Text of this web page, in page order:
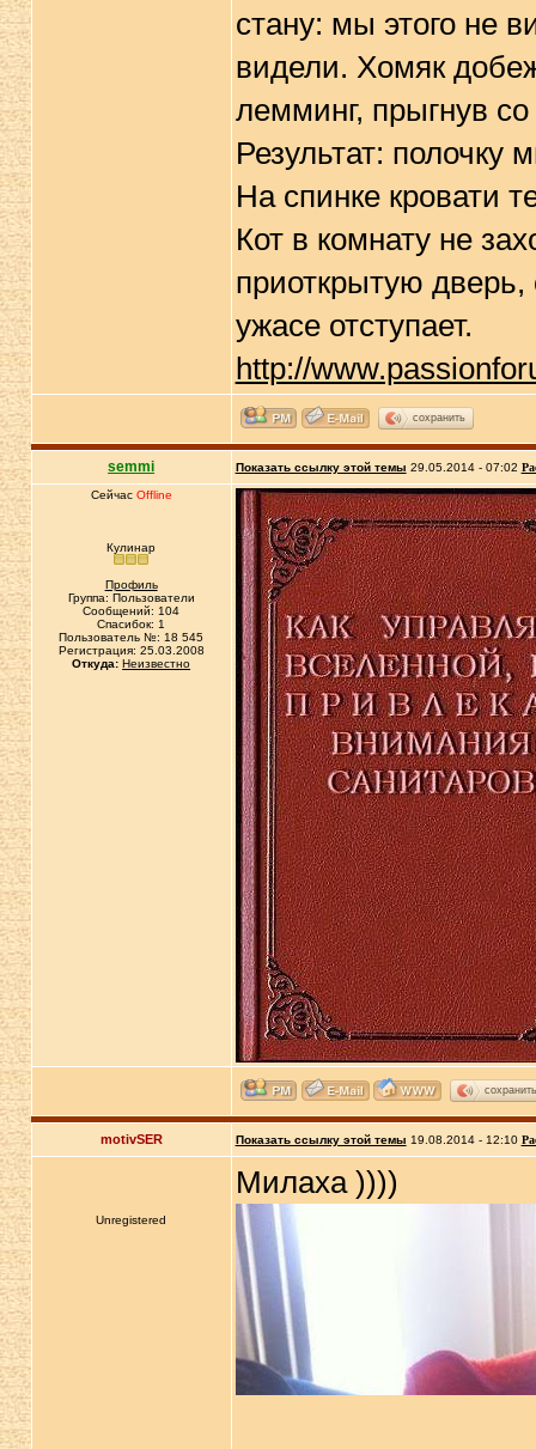
стану: мы этого не
видели. Хомяк
лемминг, прыгнув
Результат: полочку
На спинке кровати
Кот в комнату не
приоткрытую дверь,
ужасе отступает.
http://
сохранить
semmi Показать ссылку этой темы 29.05.2014 - 07:02
Сейчас Offline
Кулинар
Профиль
Группа: Пользователи
Сообщений: 104
Спасибок: 1
Пользователь №: 18 545
Регистрация: 25.03.2008
Откуда: Неизвестно
сохранить
motivSER Показать ссылку этой темы 19.08.2014 - 12:10
Unregistered
Милаха ))))